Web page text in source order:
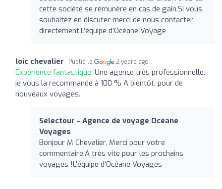
cette société se rémunère en cas de gain.Si vous
souhaitez en discuter merci de nous contacter
directement.L’équipe d’Océane Voyage
loic chevalier Publié le 2 years ago
Expérience fantastique: Une agence très professionnelle,
je vous la recommande à 100 % A bientôt, pour de
nouveaux voyages.
Selectour - Agence de voyage Océane
Voyages
Bonjour M Chevalier, Merci pour votre
commentaire.A très vite pour les prochains
voyages !L'équipe d'Océane Voyages